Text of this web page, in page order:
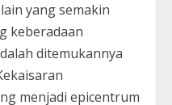
yang semakin
keberadaan
ditemukannya
menjadi epicentrum